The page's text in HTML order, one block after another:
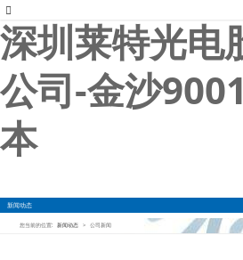
深圳莱特光电
公司-金沙
本
本
新闻动态
您当前的位置: 新闻动态 > 公司新闻